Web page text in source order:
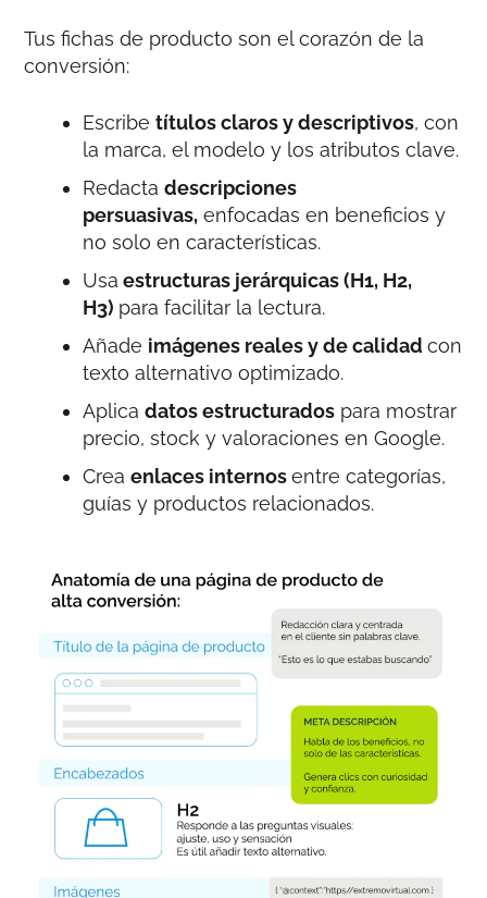
Tus fichas de producto son el corazón de la
conversión:
Escribetítulos claros y descriptivos, con
la marca, el modelo y los atributos clave.
Redactadescripciones
persuasivas, enfocadas en beneficios y
no solo en características.
Usa estructuras jerárquicas (H1, H2,
H3) para facilitar la lectura.
Añade imágenes reales y de calidadcon
texto alternativo optimizado.
Aplicadatos estructurados para mostrar
precio, stock y valoraciones en Google.
Creaenlaces internosentre categorías,
guías y productos relacionados.